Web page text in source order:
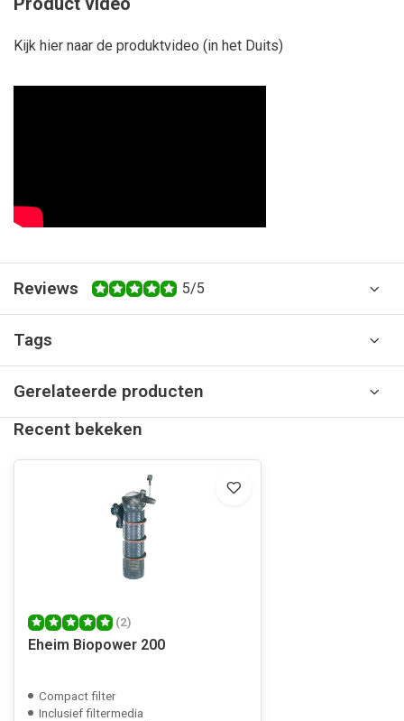
Kijk hier naar de produktvideo (in het Duits)
Reviews 5/5
Tags
Gerelateerde producten
Recent bekeken
(2)
Eheim Biopower 200
Compact filter
Inclusief filtermedia